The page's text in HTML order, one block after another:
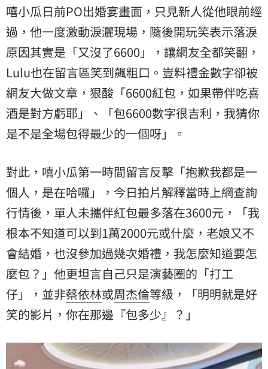
嘻小瓜日前PO出婚宴畫面，只見新人從他眼前經
過，他一度激動淚灑現場，隨後開玩笑表示落淚
原因其實是「又沒了6600」，讓網友全都笑翻，
Lulu也在留言區笑到飆粗口。豈料禮金數字卻被
網友大做文章，狠酸「6600紅包，如果帶伴吃喜
酒是對方虧耶」、「包6600數字很吉利，我猜你
是不是全場包得最少的一個呀」。
對此，嘻小瓜第一時間留言反擊「抱歉我都是一
個人，是在哈囉」，今日拍片解釋當時上網查詢
行情後，單人未攜伴紅包最多落在3600元，「我
根本不知道可以到1萬2000元或什麼，老娘又不
會結婚，也沒參加過幾次婚禮，我怎麼知道要怎
麼包？」他更坦言自己只是演藝圈的「打工
仔」，並非蔡依林或周杰倫等級，「明明就是好
笑的影片，你在那邊『包多少』？」